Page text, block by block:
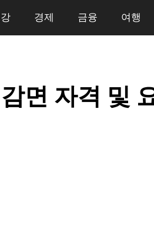
경제 금융 여행
면 자격 및